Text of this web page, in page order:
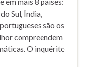
Sul, Índia,
são os
compreendem
O inquérito